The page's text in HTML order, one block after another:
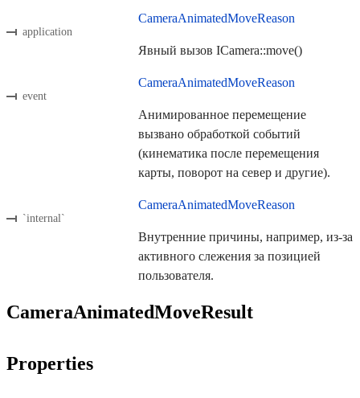
application
CameraAnimatedMoveReason
Явный вызов ICamera::move()
event
CameraAnimatedMoveReason
Анимированное перемещение
вызвано обработкой событий
(кинематика после перемещения
карты, поворот на север и другие).
`internal`
CameraAnimatedMoveReason
Внутренние причины, например, из-за
активного слежения за позицией
пользователя.
CameraAnimatedMoveResult
Properties